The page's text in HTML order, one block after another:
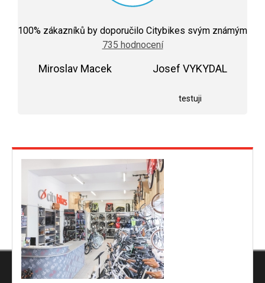
hodnocení
obchodu
je
100% zákazníků by doporučilo Citybikes svým známým
735 hodnocení
Miroslav Macek Josef VYKYDAL
testuji